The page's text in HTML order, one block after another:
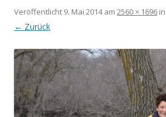
Veröffentlicht 9. Mai 2014am 2560 × 1696 in
← Zurück